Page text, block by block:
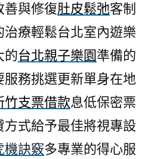
善與修復肚皮鬆弛客制
療輕鬆台北室內遊樂
的台北親子樂園準備的
務挑選更新單身在地
竹支票借款息低保密票
式給予最佳將視專設
機訣竅多專業的得心服